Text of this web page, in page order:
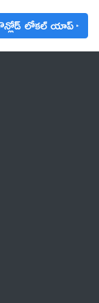
లోకల్ యాప్